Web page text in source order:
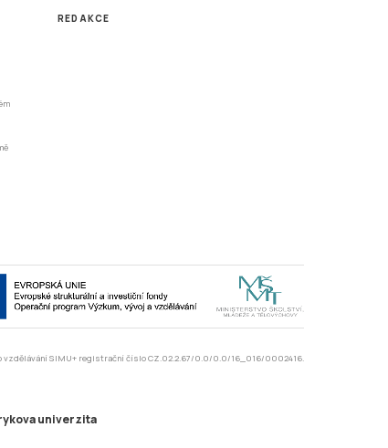
REDAKCE
vzdělávání SIMU+ registrační číslo CZ.02.2.67/0.0/0.0/16_016/0002416.
univerzita